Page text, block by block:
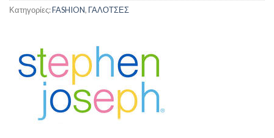
Κατηγορίες:FASHION, ΓΑΛΟΤΣΕΣ